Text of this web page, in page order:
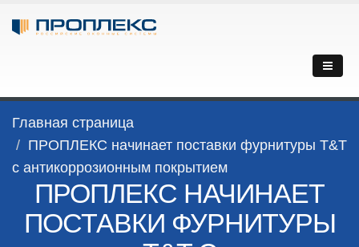
Главная страница
ПРОПЛЕКС начинает поставки фурнитуры T&T
с антикоррозионным покрытием
ПРОПЛЕКС НАЧИНАЕТ
ПОСТАВКИ ФУРНИТУРЫ